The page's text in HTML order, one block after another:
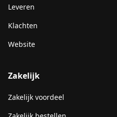
Leveren
Klachten
Website
Zakelijk
Zakelijk voordeel